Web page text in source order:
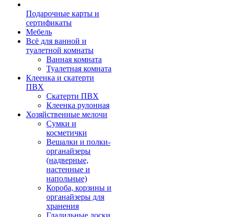
Подарочные карты и
сертификаты
Мебель
Всё для ванной и
туалетной комнаты
Ванная комната
Туалетная комната
Клеенка и скатерти
ПВХ
Скатерти ПВХ
Клеенка рулонная
Хозяйственные мелочи
Сумки и
косметички
Вешалки и полки-
органайзеры
(надверные,
настенные и
напольные)
Короба, корзины и
органайзеры для
хранения
Гладильные доски